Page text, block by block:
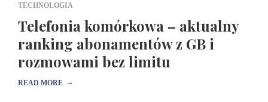
TECHNOLOGIA
Telefonia komórkowa – aktualny
ranking abonamentów z GB i
rozmowami bez limitu
READ MORE →